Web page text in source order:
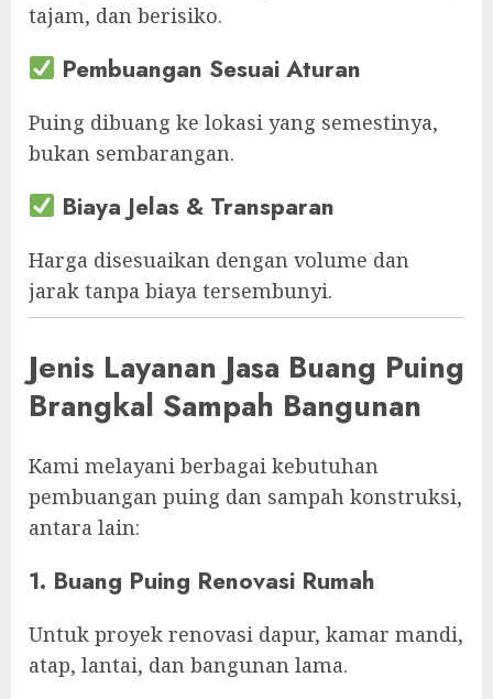
tajam, dan berisiko.
Pembuangan Sesuai Aturan
Puing dibuang ke lokasi yang semestinya,
bukan sembarangan.
Biaya Jelas & Transparan
Harga disesuaikan dengan volume dan
jarak tanpa biaya tersembunyi.
Jenis Layanan Jasa Buang Puing
Brangkal Sampah Bangunan
Kami melayani berbagai kebutuhan
pembuangan puing dan sampah konstruksi,
antara lain:
1. Buang Puing Renovasi Rumah
Untuk proyek renovasi dapur, kamar mandi,
atap, lantai, dan bangunan lama.